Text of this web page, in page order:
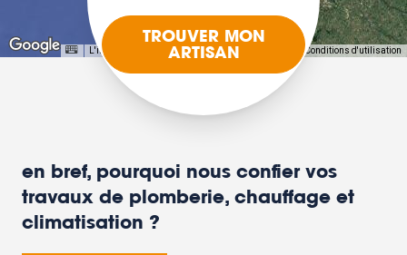
L'image peut être protégée par des droits d'auteur Conditions d'utilisation
TROUVER MON
ARTISAN
en bref, pourquoi nous confier vos
travaux de plomberie, chauffage et
climatisation ?